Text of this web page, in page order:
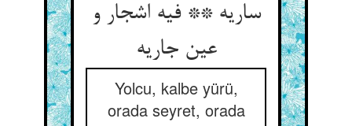
ساریه ** فیه اشجار و
عین جاریه
Yolcu, kalbe yürü,
orada seyret, orada